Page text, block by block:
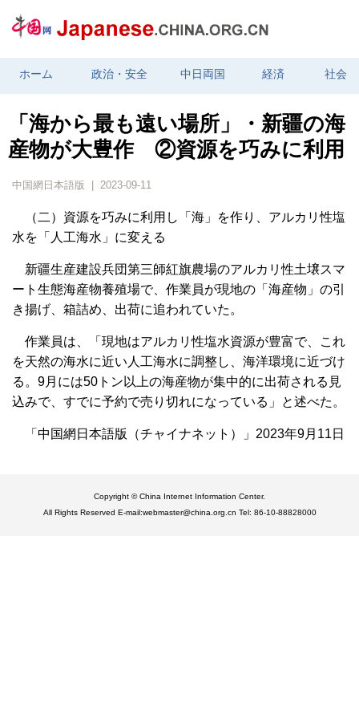
ホーム 政治・安全 中日両国 経済 社会
「海から最も遠い場所」・新疆の海
産物が大豊作 ②資源を巧みに利用
中国網日本語版 | 2023-09-11
（二）資源を巧みに利用し「海」を作り、アルカリ性塩
水を「人工海水」に変える
新疆生産建設兵団第三師紅旗農場のアルカリ性土壌スマ
ート生態海産物養殖場で、作業員が現地の「海産物」の引
き揚げ、箱詰め、出荷に追われていた。
作業員は、「現地はアルカリ性塩水資源が豊富で、これ
を天然の海水に近い人工海水に調整し、海洋環境に近づけ
る。9月には50トン以上の海産物が集中的に出荷される見
込みで、すでに予約で売り切れになっている」と述べた。
「中国網日本語版（チャイナネット）」2023年9月11日
Copyright © China Internet Information Center.
All Rights Reserved E-mail:webmaster@china.org.cn Tel: 86-10-88828000